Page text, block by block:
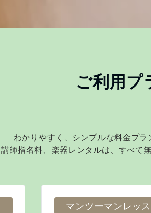
ご利用プ
わかりやすく、シンプルな料金プラ
師指名料、楽器レンタルは、すべて
マンツーマンレッ